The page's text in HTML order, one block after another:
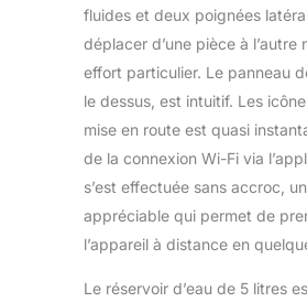
le mode veille. Le
chambre peut extraire
molécules d’eau. Les
peuvent choisir
fonction de leurs
★FONCTION DE
SERRURE ENFANT
heures minuteur qui
utiliser. Avec
même si l’utilisateur
de l’enfant et assurer
fluides et deux poignées
déplacer d’une pièce à
effort particulier. Le panneau
le dessus, est intuitif. Les
mise en route est quasi
de la connexion Wi-Fi via
s’est effectuée sans accroc,
appréciable qui permet de
l’appareil à distance en
Le réservoir d’eau de 5 litres